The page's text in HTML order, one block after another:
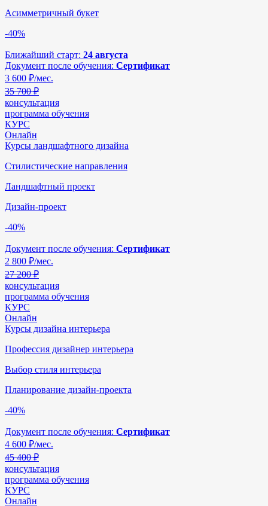
Асимметричный букет
-40%
Ближайший старт: 24 августа
Документ после обучения: Сертификат
3 600 ₽/мес.
35 700 ₽
консультация
программа обучения
КУРС
Онлайн
Курсы ландшафтного дизайна
Стилистические направления
Ландшафтный проект
Дизайн-проект
-40%
Документ после обучения: Сертификат
2 800 ₽/мес.
27 200 ₽
консультация
программа обучения
КУРС
Онлайн
Курсы дизайна интерьера
Профессия дизайнер интерьера
Выбор стиля интерьера
Планирование дизайн-проекта
-40%
Документ после обучения: Сертификат
4 600 ₽/мес.
45 400 ₽
консультация
программа обучения
КУРС
Онлайн